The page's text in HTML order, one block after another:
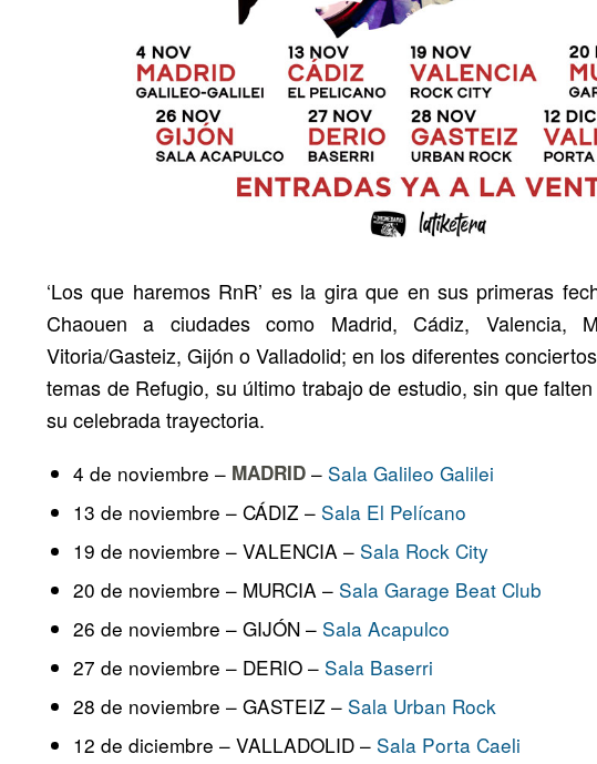
‘Los que haremos RnR’ es la gira que en sus primeras
Chaouen a ciudades como Madrid, Cádiz, Valencia,
Vitoria/Gasteiz, Gijón o Valladolid; en los diferentes
temas de Refugio, su último trabajo de estudio, sin que
su celebrada trayectoria.
4 de noviembre – MADRID – Sala Galileo Galilei
13 de noviembre – CÁDIZ – Sala El Pelícano
19 de noviembre – VALENCIA – Sala Rock City
20 de noviembre – MURCIA – Sala Garage Beat Club
26 de noviembre – GIJÓN – Sala Acapulco
27 de noviembre – DERIO – Sala Baserri
28 de noviembre – GASTEIZ – Sala Urban Rock
12 de diciembre – VALLADOLID – Sala Porta Caeli